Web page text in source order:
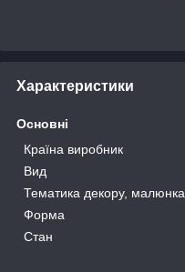
Характеристики
Основні
Країна виробник
Вид
Тематика декору, малюнка
Форма
Стан